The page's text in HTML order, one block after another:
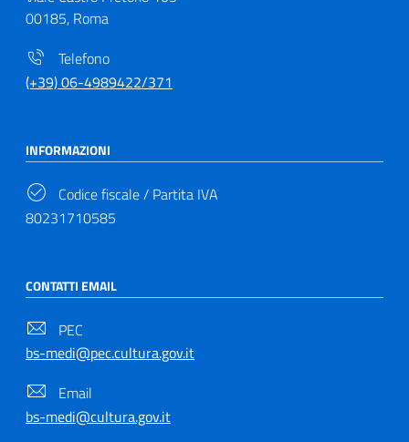
00185, Roma
Telefono
(+39) 06-4989422/371
INFORMAZIONI
Codice fiscale / Partita IVA
80231710585
CONTATTI EMAIL
PEC
bs-medi@pec.cultura.gov.it
Email
bs-medi@cultura.gov.it